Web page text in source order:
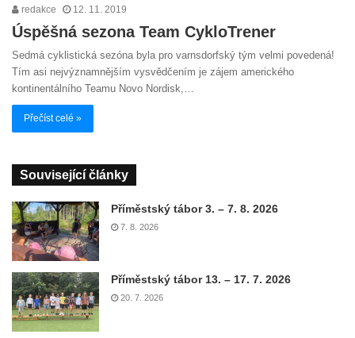
redakce 12. 11. 2019
Úspěšná sezona Team CykloTrener
Sedmá cyklistická sezóna byla pro varnsdorfský tým velmi povedená!
Tím asi nejvýznamnějším vysvědčením je zájem amerického
kontinentálního Teamu Novo Nordisk,…
Přečíst celé »
Související články
Příměstský tábor 3. – 7. 8. 2026
7. 8. 2026
Příměstský tábor 13. – 17. 7. 2026
20. 7. 2026